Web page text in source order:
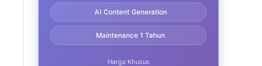
AI Content Generation
Maintenance 1 Tahun
Harga Khusus